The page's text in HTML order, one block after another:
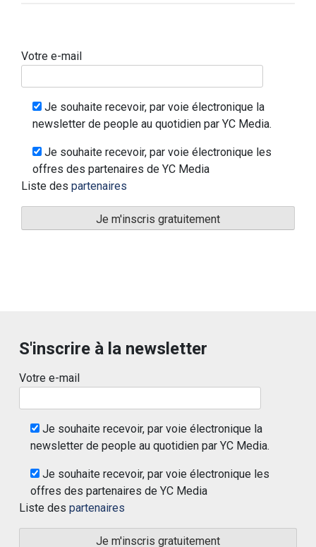
Votre e-mail
Je souhaite recevoir, par voie électronique la
newsletter de people au quotidien par YC Media.
Je souhaite recevoir, par voie électronique les
offres des partenaires de YC Media
Liste des partenaires
S'inscrire à la newsletter
Votre e-mail
Je souhaite recevoir, par voie électronique la
newsletter de people au quotidien par YC Media.
Je souhaite recevoir, par voie électronique les
offres des partenaires de YC Media
Liste des partenaires